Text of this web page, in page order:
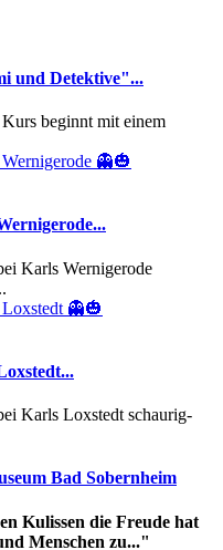
und Detektive"...
beginnt mit einem
Karls Wernigerode
Karls Loxstedt schaurig-
Bad Sobernheim
Kulissen die Freude hat
Menschen zu..."